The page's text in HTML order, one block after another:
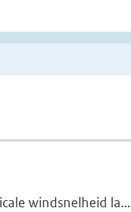
windsnelheid la...